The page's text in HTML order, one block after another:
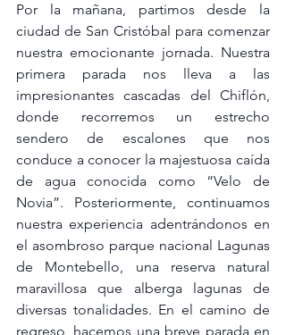
Por la mañana, partimos desde la
ciudad de San Cristóbal para comenzar
nuestra emocionante jornada. Nuestra
primera parada nos lleva a las
impresionantes cascadas del Chiflón,
donde recorremos un estrecho
sendero de escalones que nos
conduce a conocer la majestuosa caída
de agua conocida como “Velo de
Novia”. Posteriormente, continuamos
nuestra experiencia adentrándonos en
el asombroso parque nacional Lagunas
de Montebello, una reserva natural
maravillosa que alberga lagunas de
diversas tonalidades. En el camino de
regreso, hacemos una breve parada en